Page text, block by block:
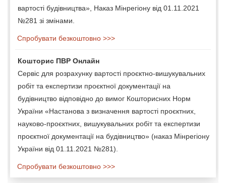
вартості будівництва», Наказ Мінрегіону від 01.11.2021
№281 зі змінами.
Спробувати безкоштовно >>>
Кошторис ПВР Онлайн
Сервіс для розрахунку вартості проєктно-вишукувальних
робіт та експертизи проєктної документації на
будівництво відповідно до вимог Кошторисних Норм
України «Настанова з визначення вартості проєктних,
науково-проєктних, вишукувальних робіт та експертизи
проєктної документації на будівництво» (наказ Мінрегіону
України від 01.11.2021 №281).
Спробувати безкоштовно >>>